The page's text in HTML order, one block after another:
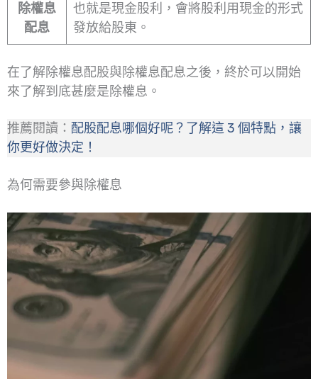
除權息
配息
也就是現金股利，會將股利用現金的形式
發放給股東。
在了解除權息配股與除權息配息之後，終於可以開始
來了解到底甚麼是除權息。
推薦閱讀： 配股配息哪個好呢？了解這 3 個特點，讓
你更好做決定！
為何需要參與除權息